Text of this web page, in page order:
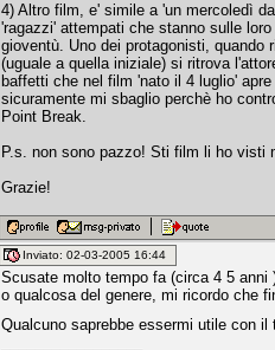
4) Altro film, e' simile a 'un mercoledì
'ragazzi' attempati che stanno sulle
gioventù. Uno dei protagonisti,
(uguale a quella iniziale) si ritrova
baffetti che nel film 'nato il 4 luglio'
sicuramente mi sbaglio perchè ho
Point Break.
P.s. non sono pazzo! Sti film li ho visti
Grazie!
Inviato: 02-03-2005 16:44
Scusate molto tempo fa (circa 4 5
o qualcosa del genere, mi ricordo che
Qualcuno saprebbe essermi utile con